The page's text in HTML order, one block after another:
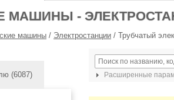
МАШИНЫ -
машины / Электростанции / Трубчатый
(6087)
Расширенные